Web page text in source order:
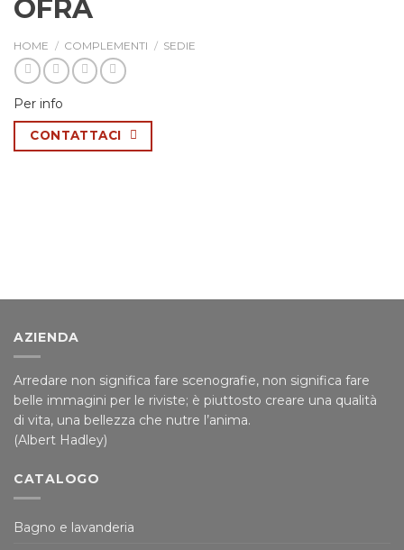
OFRA
HOME / COMPLEMENTI / SEDIE
Per info
CONTATTACI
AZIENDA
Arredare non significa fare scenografie, non significa fare
belle immagini per le riviste; è piuttosto creare una qualità
di vita, una bellezza che nutre l’anima.
(Albert Hadley)
CATALOGO
Bagno e lavanderia